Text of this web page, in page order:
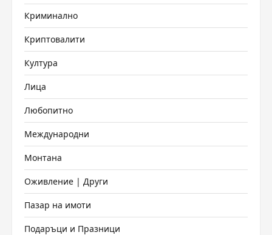
Криминално
Криптовалити
Култура
Лица
Любопитно
Международни
Монтана
Оживление | Други
Пазар на имоти
Подаръци и Празници